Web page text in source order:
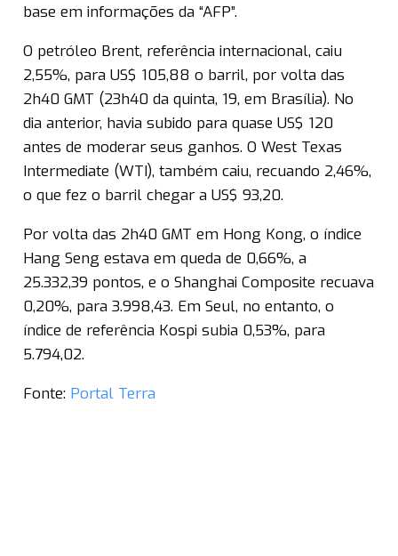
base em informações da “AFP”.
O petróleo Brent, referência internacional, caiu
2,55%, para US$ 105,88 o barril, por volta das
2h40 GMT (23h40 da quinta, 19, em Brasília). No
dia anterior, havia subido para quase US$ 120
antes de moderar seus ganhos. O West Texas
Intermediate (WTI), também caiu, recuando 2,46%,
o que fez o barril chegar a US$ 93,20.
Por volta das 2h40 GMT em Hong Kong, o índice
Hang Seng estava em queda de 0,66%, a
25.332,39 pontos, e o Shanghai Composite recuava
0,20%, para 3.998,43. Em Seul, no entanto, o
índice de referência Kospi subia 0,53%, para
5.794,02.
Fonte: Portal Terra